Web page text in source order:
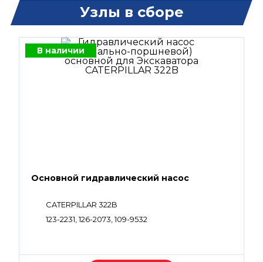
Узлы в сборе
В наличии
Основной гидравлический насос
CATERPILLAR 322B
123-2231, 126-2073, 109-9532